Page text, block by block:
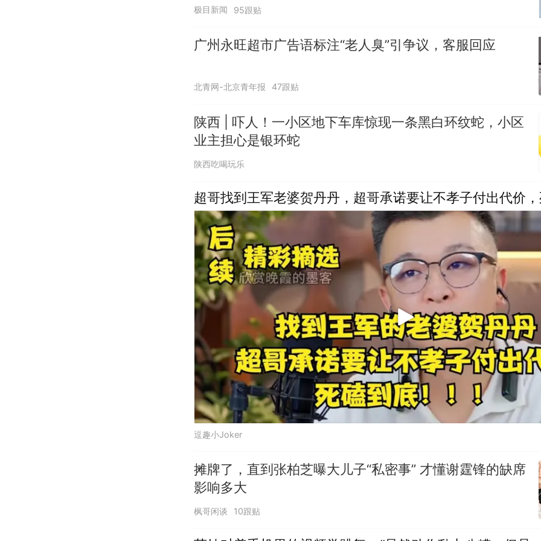
极目新闻 95跟贴
广州永旺超市广告语标注“老人臭”引争议，客服回应
北青网-北京青年报 47跟贴
陕西 | 吓人！一小区地下车库惊现一条黑白环纹蛇，小区
业主担心是银环蛇
陕西吃喝玩乐
超哥找到王军老婆贺丹丹，超哥承诺要让不孝子付出代价
逗趣小Joker
摊牌了，直到张柏芝曝大儿子“私密事” 才懂谢霆锋的缺席
影响多大
枫哥闲谈 10跟贴